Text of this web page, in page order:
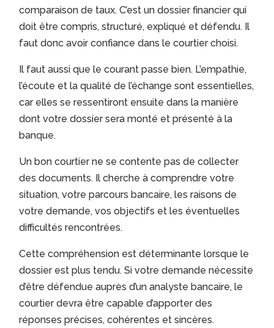
comparaison de taux. C’est un dossier financier qui
doit être compris, structuré, expliqué et défendu. Il
faut donc avoir confiance dans le courtier choisi.
Il faut aussi que le courant passe bien. L’empathie,
l’écoute et la qualité de l’échange sont essentielles,
car elles se ressentiront ensuite dans la manière
dont votre dossier sera monté et présenté à la
banque.
Un bon courtier ne se contente pas de collecter
des documents. Il cherche à comprendre votre
situation, votre parcours bancaire, les raisons de
votre demande, vos objectifs et les éventuelles
difficultés rencontrées.
Cette compréhension est déterminante lorsque le
dossier est plus tendu. Si votre demande nécessite
d’être défendue auprès d’un analyste bancaire, le
courtier devra être capable d’apporter des
réponses précises, cohérentes et sincères.